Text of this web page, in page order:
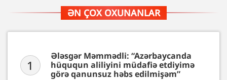
ƏN ÇOX OXUNANLAR
1
Ələsgər Məmmədli: “Azərbaycanda
hüququn aliliyini müdafiə etdiyimə
görə qanunsuz həbs edilmişəm”